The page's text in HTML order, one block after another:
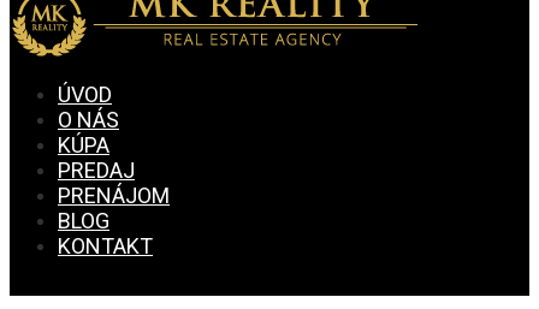
ÚVOD
O NÁS
KÚPA
PREDAJ
PRENÁJOM
BLOG
KONTAKT